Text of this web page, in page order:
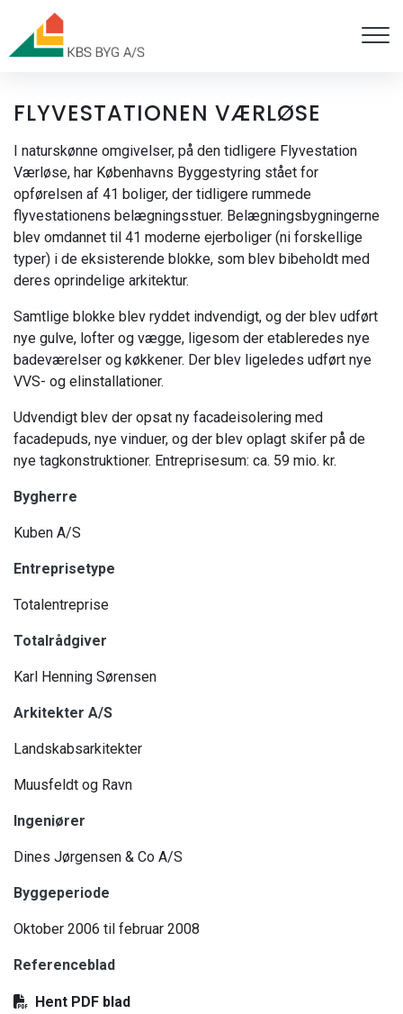
hovedindhold
FLYVESTATIONEN VÆRLØSE
I naturskønne omgivelser, på den tidligere Flyvestation
Værløse, har Københavns Byggestyring stået for
opførelsen af 41 boliger, der tidligere rummede
flyvestationens belægningsstuer. Belægningsbygningerne
blev omdannet til 41 moderne ejerboliger (ni forskellige
typer) i de eksisterende blokke, som blev bibeholdt med
deres oprindelige arkitektur.
​Samtlige blokke blev ryddet indvendigt, og der blev udført
nye gulve, lofter og vægge, ligesom der etableredes nye
badeværelser og køkkener. Der blev ligeledes udført nye
VVS- og elinstallationer.
Udvendigt blev der opsat ny facadeisolering med
facadepuds, nye vinduer, og der blev oplagt skifer på de
nye tagkonstruktioner. Entreprisesum: ca. 59 mio. kr.
Bygherre
Kuben A/S
Entreprisetype
Totalentreprise
Totalrådgiver
Karl Henning Sørensen
Arkitekter A/S
Landskabsarkitekter
Muusfeldt og Ravn
Ingeniører
Dines Jørgensen & Co A/S
Byggeperiode
Oktober 2006 til februar 2008
Referenceblad
Hent PDF blad